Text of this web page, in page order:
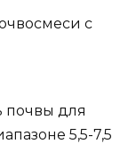
с
почвы для
5,5-7,5